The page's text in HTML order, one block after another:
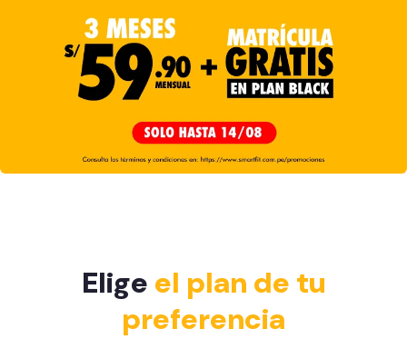
Elige el plan de tu
preferencia